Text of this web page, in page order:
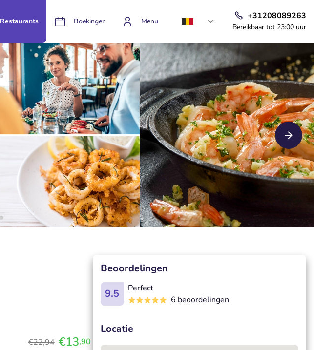
Restaurants Boekingen Menu
+31208089263
Bereikbaar tot 23:00 uur
€22,94 €13,90
Beoordelingen
9.5
Perfect
6 beoordelingen
Locatie